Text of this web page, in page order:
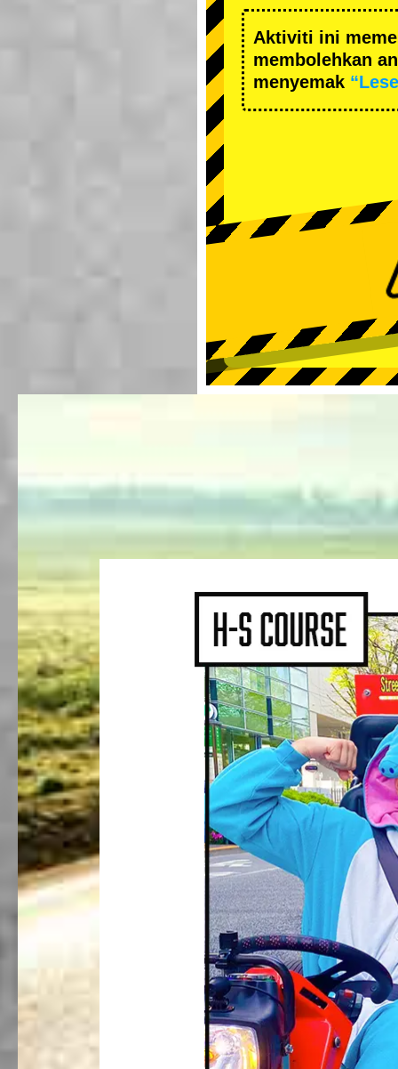
Aktiviti ini
membolehkan
menyemak